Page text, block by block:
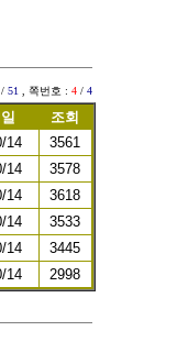
/ 51 쪽번호 : 4/ 4
조회
14
3561
14
3578
14
3618
14
3533
14
3445
14 2998